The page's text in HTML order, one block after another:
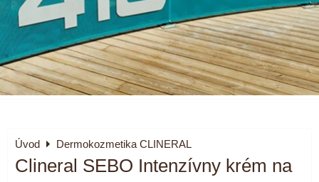
Úvod Dermokozmetika CLINERAL
Clineral SEBO Intenzívny krém na